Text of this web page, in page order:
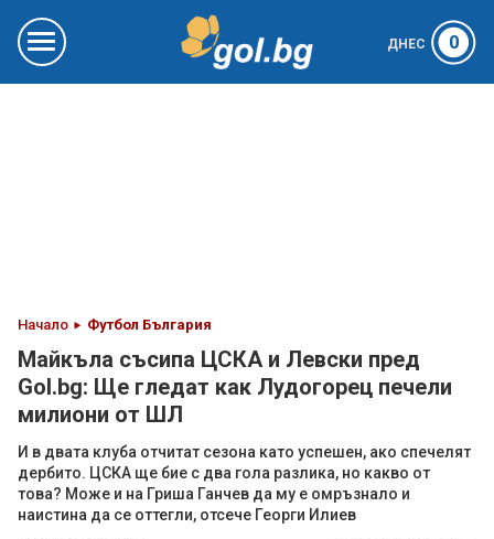
ДНЕС 0
Начало Футбол България
Майкъла съсипа ЦСКА и Левски пред
Gol.bg: Ще гледат как Лудогорец печели
милиони от ШЛ
И в двата клуба отчитат сезона като успешен, ако спечелят
дербито. ЦСКА ще бие с два гола разлика, но какво от
това? Може и на Гриша Ганчев да му е омръзнало и
наистина да се оттегли, отсече Георги Илиев